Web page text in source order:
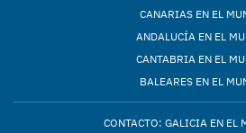
CANARIAS EN EL
ANDALUCÍA EN EL
CANTABRIA EN EL
BALEARES EN EL
CONTACTO: GALICIA EN EL